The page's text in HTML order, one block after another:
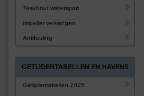
Teakhout watersport
Impeller vervangen
Antifouling
GETIJDENTABELLEN EN HAVENS
Getijdentabellen 2025